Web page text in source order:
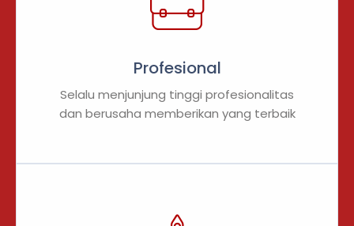
Profesional
Selalu menjunjung tinggi profesionalitas
dan berusaha memberikan yang terbaik